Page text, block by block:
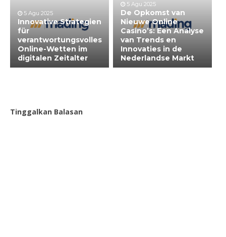
5 Agu 2025
Innovative Strategien
für
verantwortungsvolles
Online-Wetten im
digitalen Zeitalter
5 Agu 2025
De Opkomst van
Nieuwe Online
Casino’s: Een Analyse
van Trends en
Innovaties in de
Nederlandse Markt
Tinggalkan Balasan